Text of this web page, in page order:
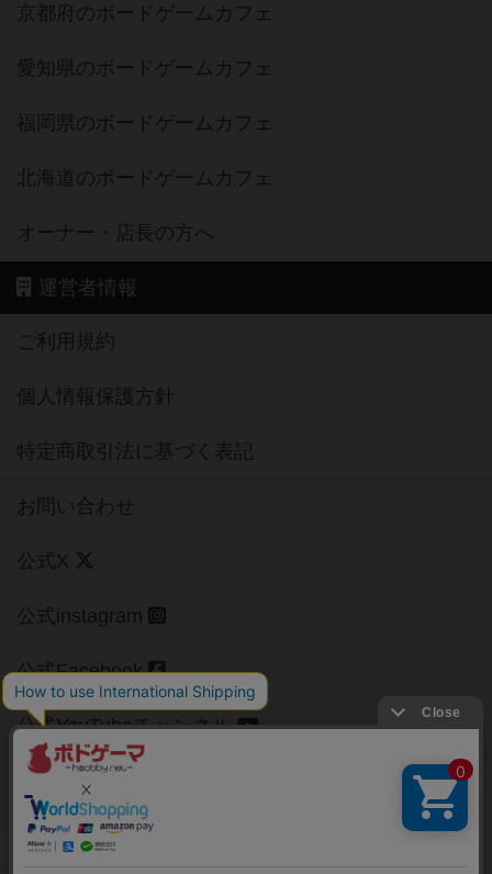
京都府のボードゲームカフェ
愛知県のボードゲームカフェ
福岡県のボードゲームカフェ
北海道のボードゲームカフェ
オーナー・店長の方へ
運営者情報
ご利用規約
個人情報保護方針
特定商取引法に基づく表記
お問い合わせ
公式X
公式instagram
公式Facebook
公式YouTubeチャンネル